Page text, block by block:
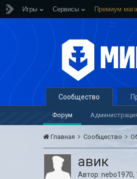
Игры Сервисы Премиум
Сообщество
Форум
Главная Сообщество
авик
Автор:nebo1970,